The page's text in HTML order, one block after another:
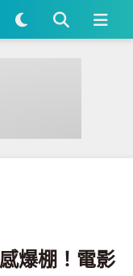
模式好拍嗎？續航如
爆棚！電影